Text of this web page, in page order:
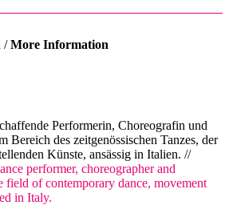
/More Information
Performerin, Choreografin und
Bereich des zeitgenössischen Tanzes, der
Künste, ansässig in Italien. //
performer, choreographer and
field of contemporary dance, movement
in Italy.